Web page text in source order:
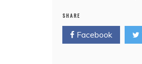
SHARE
Facebook